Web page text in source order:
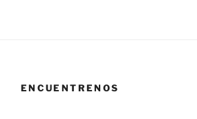
ENCUENTRENOS